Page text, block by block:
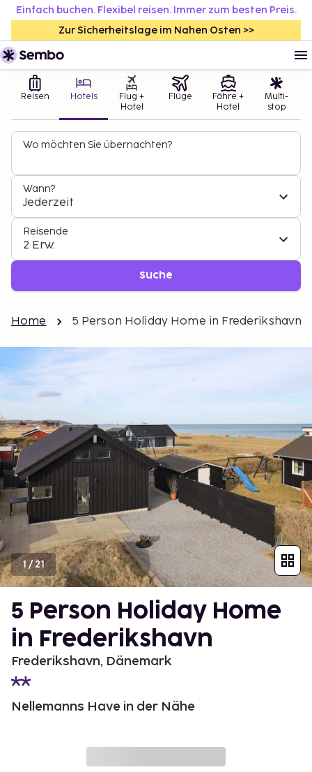
Einfach buchen. Flexibel reisen. Immer zum besten Preis.
Zur Sicherheitslage im Nahen Osten >>
Reisen Hotels
Flug +
Hotel
Flüge
Fähre +
Hotel
Multi-
stop
Wo möchten Sie übernachten?
Wann?
Jederzeit
Reisende
2 Erw.
Suche
Home 5 Person Holiday Home in Frederikshavn
1/21
5 Person Holiday Home
in Frederikshavn
Frederikshavn, Dänemark
Nellemanns Have in der Nähe